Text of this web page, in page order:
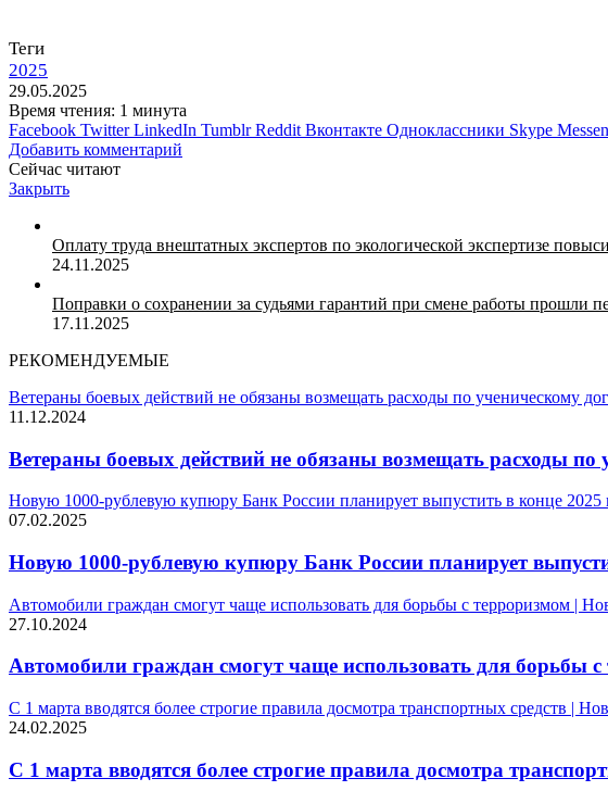
Теги
2025
29.05.2025
Время чтения: 1 минута
Facebook Twitter LinkedIn Tumblr Reddit Вконтакте Одноклассники Skype
Добавить комментарий
Сейчас читают
Закрыть
Оплату труда внештатных экспертов по экологической экспертизе
24.11.2025
Поправки о сохранении за судьями гарантий при смене работы прошли
17.11.2025
РЕКОМЕНДУЕМЫЕ
Ветераны боевых действий не обязаны возмещать расходы по ученическому
11.12.2024
Ветераны боевых действий не обязаны возмещать расходы
Новую 1000-рублевую купюру Банк России планирует выпустить в конце
07.02.2025
Новую 1000-рублевую купюру Банк России планирует
Автомобили граждан смогут чаще использовать для борьбы с терроризмом |
27.10.2024
Автомобили граждан смогут чаще использовать для борьбы
С 1 марта вводятся более строгие правила досмотра транспортных средств |
24.02.2025
С 1 марта вводятся более строгие правила досмотра